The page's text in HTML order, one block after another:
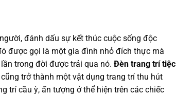
đánh dấu sự kết thúc cuộc sống độc
được gọi là một gia đình nhỏ đích thực mà
trong đời được trải qua nó. Đèn trang trí tiệc
trở thành một vật dụng trang trí thu hút
trí cầu ỳ, ấn tượng ở thể hiện trên các chiếc